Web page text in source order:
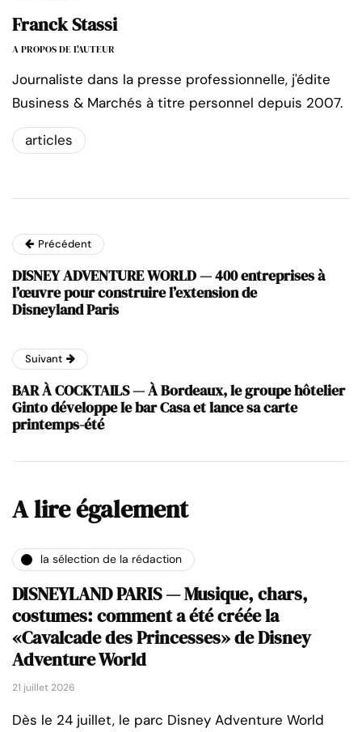
Franck Stassi
A PROPOS DE L'AUTEUR
Journaliste dans la presse professionnelle, j'édite
Business & Marchés à titre personnel depuis 2007.
articles
Précédent
DISNEY ADVENTURE WORLD — 400 entreprises à
l’œuvre pour construire l’extension de
Disneyland Paris
Suivant
BAR À COCKTAILS — À Bordeaux, le groupe hôtelier
Ginto développe le bar Casa et lance sa carte
printemps-été
A lire également
la sélection de la rédaction
DISNEYLAND PARIS — Musique, chars,
costumes: comment a été créée la
«Cavalcade des Princesses» de Disney
Adventure World
21 juillet 2026
Dès le 24 juillet, le parc Disney Adventure World